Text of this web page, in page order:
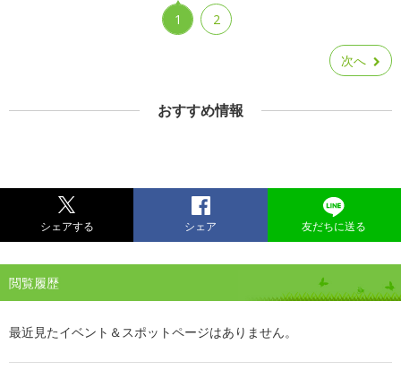
1 2
次へ
おすすめ情報
シェアする シェア 友だちに送る
閲覧履歴
最近見たイベント＆スポットページはありません。